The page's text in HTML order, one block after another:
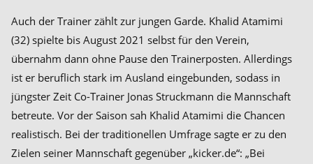
Auch der Trainer zählt zur jungen Garde. Khalid Atamimi
(32) spielte bis August 2021 selbst für den Verein,
übernahm dann ohne Pause den Trainerposten. Allerdings
ist er beruflich stark im Ausland eingebunden, sodass in
jüngster Zeit Co-Trainer Jonas Struckmann die Mannschaft
betreute. Vor der Saison sah Khalid Atamimi die Chancen
realistisch. Bei der traditionellen Umfrage sagte er zu den
Zielen seiner Mannschaft gegenüber „kicker.de“: „Bei